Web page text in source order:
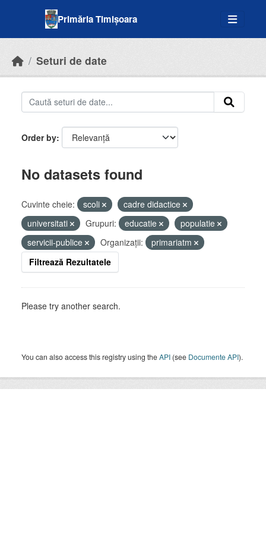
Primăria Timișoara
Seturi de date
Order by
No datasets found
Cuvinte cheie: scoli
cadre didactice
universitati
Grupuri: educatie
populatie
servicii-publice
Organizații:
primariatm
Filtrează Rezultatele
Please try another search.
You can also access this registry using theAPI (see Documente API).